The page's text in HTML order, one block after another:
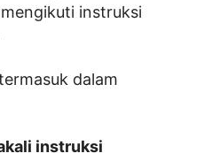
instruksi
dalam
instruksi